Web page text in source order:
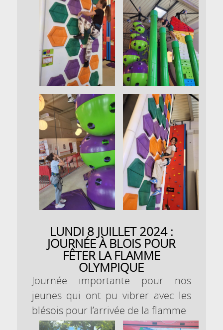
LUNDI 8 JUILLET 2024 :
JOURNÉE À BLOIS POUR
FÊTER LA FLAMME
OLYMPIQUE
Journée importante pour nos
jeunes qui ont pu vibrer avec les
blésois pour l’arrivée de la flamme